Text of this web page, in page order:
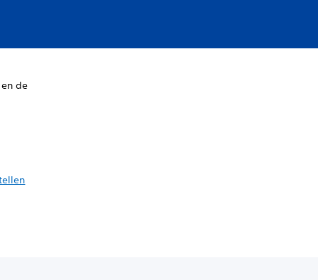
de